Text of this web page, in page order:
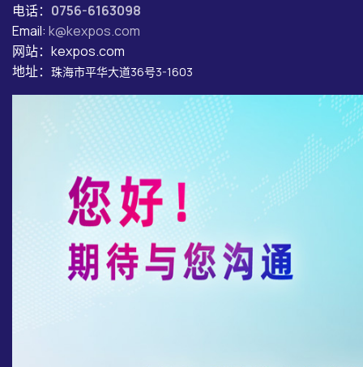
电话： 0756-6163098
Email: k@kexpos.com
网站：kexpos.com
地址： 珠海市平华大道36号3-1603